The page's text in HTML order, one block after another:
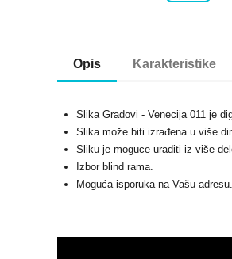
Opis Karakteristike
Slika Gradovi - Venecija 011 je
Slika može biti izrađena u više
Sliku je moguce uraditi iz više
Izbor blind rama.
Moguća isporuka na Vašu adresu.